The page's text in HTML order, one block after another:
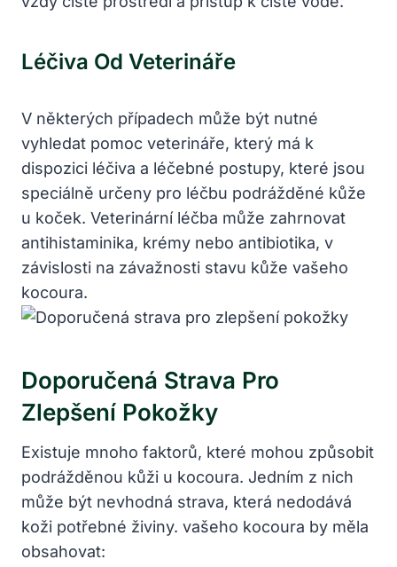
Léčiva Od Veterináře
V některých případech může být nutné
vyhledat pomoc veterináře, který má k
dispozici léčiva a léčebné postupy, které jsou
speciálně určeny pro léčbu podrážděné kůže
u koček. Veterinární léčba může zahrnovat
antihistaminika, krémy nebo antibiotika, v
závislosti na závažnosti stavu kůže vašeho
kocoura.
Doporučená Strava Pro
Zlepšení Pokožky
Existuje mnoho faktorů, které mohou způsobit
podrážděnou kůži u kocoura. Jedním z nich
může být nevhodná strava, která nedodává
koži potřebné živiny. vašeho kocoura by měla
obsahovat: